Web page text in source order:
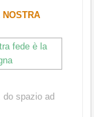
NOSTRA
do spazio ad